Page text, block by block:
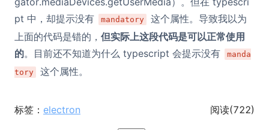
pt 中，却提示没有
mandatory
这个属性。导致我以为
上面的代码是错的， 但实际上这段代码是可以正常使用
的。目前还不知道为什么 typescript 会提示没有
manda
tory
这个属性。
标签： electron 阅读(722)